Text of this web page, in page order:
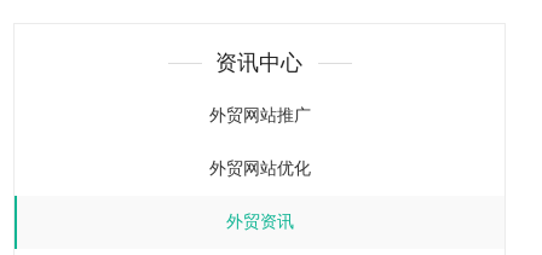
资讯中心
外贸网站推广
外贸网站优化
外贸资讯